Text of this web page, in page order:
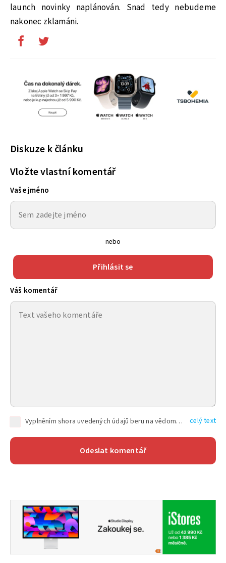
launch novinky naplánován. Snad tedy nebudeme
nakonec zklamáni.
Diskuze k článku
Vložte vlastní komentář
Vaše jméno
nebo
Přihlásit se
Váš komentář
Vyplněním shora uvedených údajů beru na vědomí, že společnost TEXT FACTORY s.r.o., sídlem Brno, Durďákova 336/29, Černá Pole, PSČ: 613 00, IČ: 06157831, zapsané u Krajského soudu v Brně, oddíl C, vložka 100399, bude zpracovávat mé osobní údaje uvedené v rámci mnou vyplněného registračního formuláře na základě oprávněných zájmů TEXT FACTORY s.r.o. dle čl. 6 odst. 1 písm. f) GDPR a pro splnění právních povinností (čl. 6 odst. 1 písm. c) GDPR), a to pro tyto účely: nezbytnost zajistit oprávnění návštěvníka webových stránek provozovaných společností TEXT FACTORY s.r.o. přispívat aktivně ke zveřejněným článkům nebo v rámci diskusních fór a výkon práv TEXT FACTORY s.r.o. jako administrátora těchto diskusních fór. Více informací o zpracování osobních údajů a právech lze nalézt v celý text